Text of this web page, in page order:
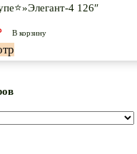
4 126″
В корзину